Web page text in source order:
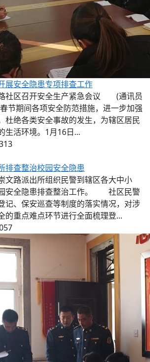
展安全隐患专项排查工作
社区召开安全生产紧急会议 (通讯员
节期间各项安全防范措施，进一步加强
杜绝各类安全事故的发生，为辖区居民
生活环境。1月16日...
排查整治校园安全隐患
路派出所组织民警到辖区各大中小
安全隐患排查整治工作。 社区民警
记、保安巡查等制度的落实情况，对涉
的重点难点环节进行全面梳理登...